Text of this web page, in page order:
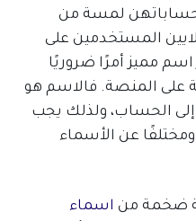
لمسة من
المستخدمين على
مميز أمرًا ضروريًا
على المنصة. فالاسم هو
إلى الحساب، ولذلك يجب
عن الأسماء
ضخمة من اسماء